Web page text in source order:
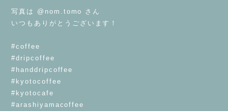
写真は @nom.tomo さん
いつもありがとうございます！
#coffee
#dripcoffee
#handdripcoffee
#kyotocoffee
#kyotocafe
#arashiyamacoffee